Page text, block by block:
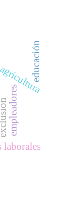
laborales
agricultura
educación
empleadores